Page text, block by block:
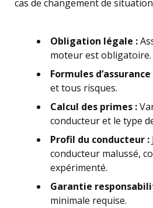
cas de changement de
Obligation légale :
moteur est obligatoire.
Formules d’assurance
et tous risques.
Calcul des primes :
conducteur et le type
Profil du conducteur :
conducteur malussé,
expérimenté.
Garantie
minimale requise.